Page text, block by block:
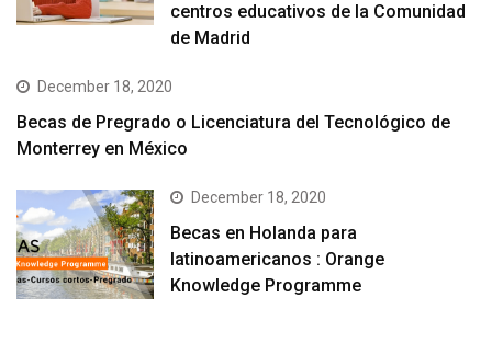
centros educativos de la Comunidad
de Madrid
December 18, 2020
Becas de Pregrado o Licenciatura del Tecnológico de
Monterrey en México
December 18, 2020
Becas en Holanda para
latinoamericanos : Orange
Knowledge Programme